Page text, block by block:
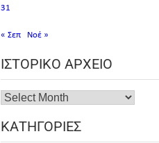
31
« Σεπ Νοέ »
ΙΣΤΟΡΙΚΌ ΑΡΧΕΊΟ
ΚΑΤΗΓΟΡΊΕΣ